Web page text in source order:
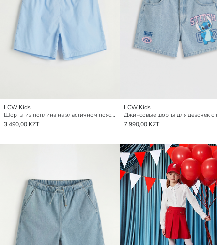
LCW Kids
Шорты из поплина на эластичном поясе для девочек
3 490,00 KZT
LCW Kids
7 990,00 KZT